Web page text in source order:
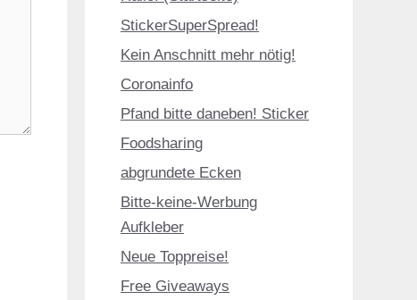
StickerSuperSpread!
Kein Anschnitt mehr nötig!
Coronainfo
Pfand bitte daneben! Sticker
Foodsharing
abgrundete Ecken
Bitte-keine-Werbung
Aufkleber
Neue Toppreise!
Free Giveaways